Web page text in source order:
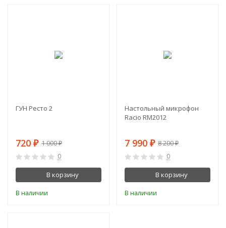
ГУН Ресто 2
720 ₽ 1 000₽
0
В корзину
В наличии
Настольный микрофон
Racio RM2012
7 990 ₽ 8 200₽
0
В корзину
В наличии